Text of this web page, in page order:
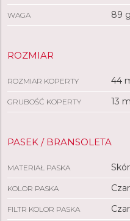
WAGA 89 g
ROZMIAR
ROZMIAR KOPERTY 44
GRUBOŚĆ KOPERTY 13
PASEK / BRANSOLETA
MATERIAŁ PASKA
KOLOR PASKA
FILTR KOLOR PASKA